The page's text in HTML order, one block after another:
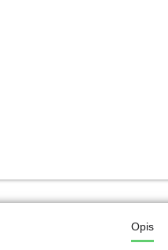
Opis